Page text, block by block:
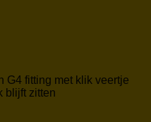
G4 fitting met klik veertje
blijft zitten